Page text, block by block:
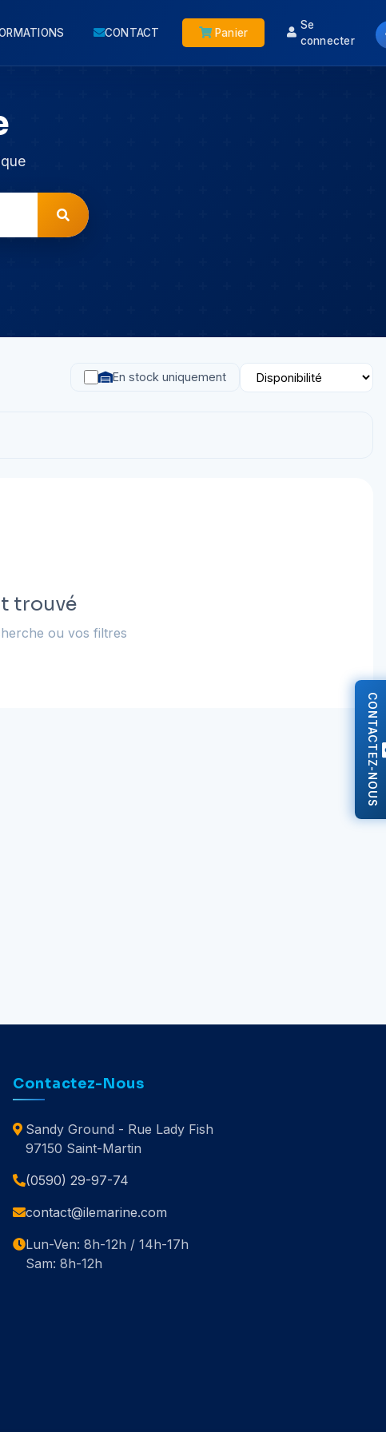
CONTACTEZ-NOUS
CONTACT Panier
Se
connecter
En stock uniquement
trouvé
ou vos filtres
Contactez-Nous
Sandy Ground - Rue Lady Fish
97150 Saint-Martin
(0590) 29-97-74
contact@ilemarine.com
Lun-Ven: 8h-12h / 14h-17h
Sam: 8h-12h